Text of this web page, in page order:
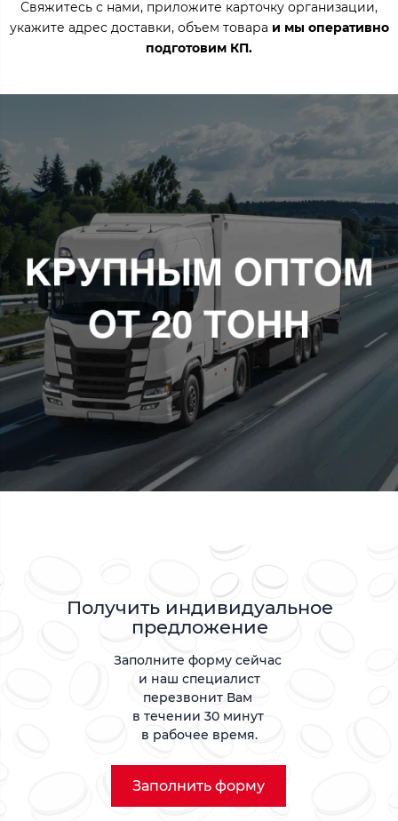
Свяжитесь с нами, приложите карточку организации,
укажите адрес доставки, объем товара и мы оперативно
подготовим КП.
Получить индивидуальное
предложение
Заполните форму сейчас
и наш специалист
перезвонит Вам
в течении 30 минут
в рабочее время.
Заполнить форму